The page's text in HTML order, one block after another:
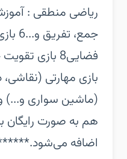
ریاضی منطقی :
فضایی‏8 بازی
بازی مهارتی
(ماشین سواری و...)
هم به صورت رایگان
اضافه